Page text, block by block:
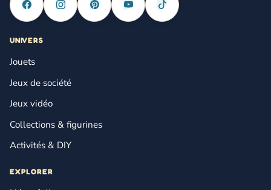
UNIVERS
Jouets
Jeux de société
Jeux vidéo
Collections & figurines
Activités & DIY
EXPLORER